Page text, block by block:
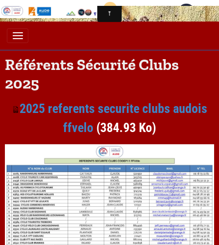
Référents Sécurité Clubs
2025
2025 referents securite clubs audois
ffvelo (384.93 Ko)